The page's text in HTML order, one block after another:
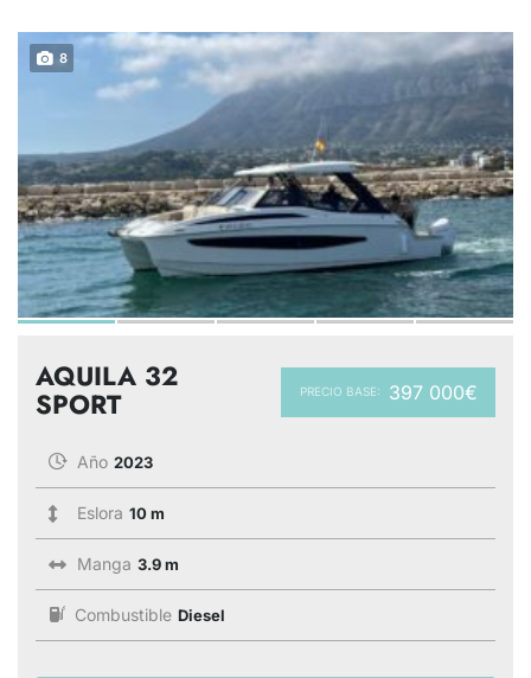
8
PRECIO BASE: 397 000€
AQUILA 32
SPORT
Año 2023
Eslora 10 m
Manga 3.9 m
Combustible Diesel